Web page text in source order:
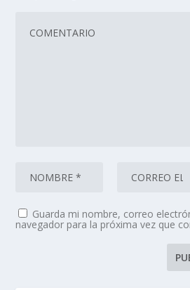
Guarda mi nombre, correo
navegador para la próxima vez que